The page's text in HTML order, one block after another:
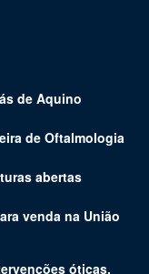
de Aquino
de Oftalmologia
abertas
venda na União
óticas,